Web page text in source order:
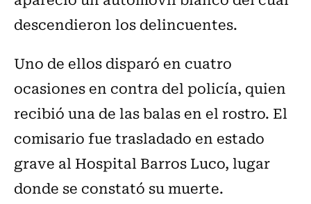
descendieron los delincuentes.
Uno de ellos disparó en cuatro
ocasiones en contra del policía, quien
recibió una de las balas en el rostro. El
comisario fue trasladado en estado
grave al Hospital Barros Luco, lugar
donde se constató su muerte.